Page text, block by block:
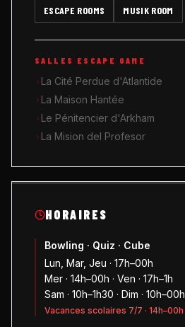
HORAIRES
Bowling · Quiz · Cube
Lun, Mar, Jeu · 17h–00h
Mer · 14h–00h · Ven · 17h–1h
Sam · 10h–1h30 · Dim · 10h–00h
Vacances scolaires 7/7 · 14h–00h
ESCAPE ROOMS MUSIK ROOM
SALLES ESCAPE GAME
La Cité Perdue d'Atlantide
La Maison Hantée
Le Pénitencier d'Arkham
La Mision del Profesor